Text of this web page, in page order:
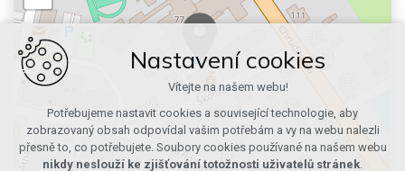
Nastavení cookies
Vítejte na našem webu!
Potřebujeme nastavit cookies a související technologie, aby
zobrazovaný obsah odpovídal vašim potřebám a vy na webu nalezli
přesně to, co potřebujete. Soubory cookies používané na našem webu
nikdy neslouží ke zjišťování totožnosti uživatelů stránek.